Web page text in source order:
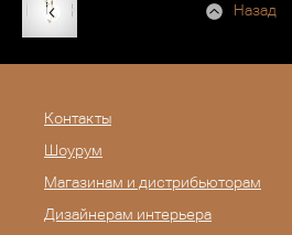
Назад
Контакты
Шоурум
Магазинам и дистрибьюторам
Дизайнерам интерьера